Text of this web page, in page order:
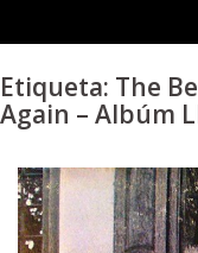
Etiqueta: The
Again – Albúm